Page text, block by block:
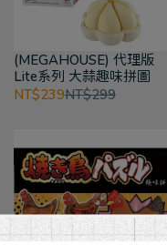
(MEGAHOUSE) 代理版
Lite系列 大蒜趣味拼圖
NT$239NT$299